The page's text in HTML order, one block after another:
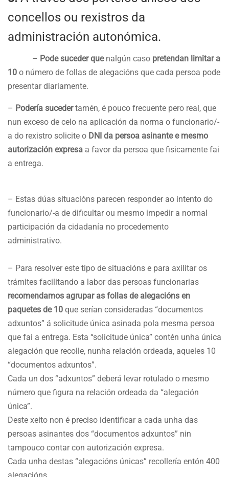
concellos ou rexistros da
administración autonómica.
– Pode suceder quenalgún caso pretendan limitar a
10 o número de follas de alegacións que cada persoa pode
presentar diariamente.
– Podería sucedertamén, é pouco frecuente pero real, que
nun exceso de celo na aplicación da norma o funcionario/-
a do rexistro solicite o DNI da persoa asinante e mesmo
autorización expresa a favor da persoa que fisicamente fai
a entrega.
– Estas dúas situacións parecen responder ao intento do
funcionario/-a de dificultar ou mesmo impedir a normal
participación da cidadanía no procedemento
administrativo.
– Para resolver este tipo de situacións e para axilitar os
trámites facilitando a labor das persoas funcionarias
recomendamos agrupar as follas de alegacións en
paquetes de 10 que serían consideradas “documentos
adxuntos” á solicitude única asinada pola mesma persoa
que fai a entrega. Esta “solicitude única” contén unha única
alegación que recolle, nunha relación ordeada, aqueles 10
“documentos adxuntos”.
Cada un dos “adxuntos” deberá levar rotulado o mesmo
número que figura na relación ordeada da “alegación
única”.
Deste xeito non é preciso identificar a cada unha das
persoas asinantes dos “documentos adxuntos” nin
tampouco contar con autorización expresa.
Cada unha destas “alegacións únicas” recollería entón 400